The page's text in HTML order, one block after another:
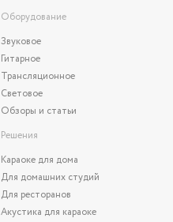
Оборудование
Звуковое
Гитарное
Трансляционное
Световое
Обзоры и статьи
Решения
Караоке для дома
Для домашних студий
Для ресторанов
Акустика для караоке